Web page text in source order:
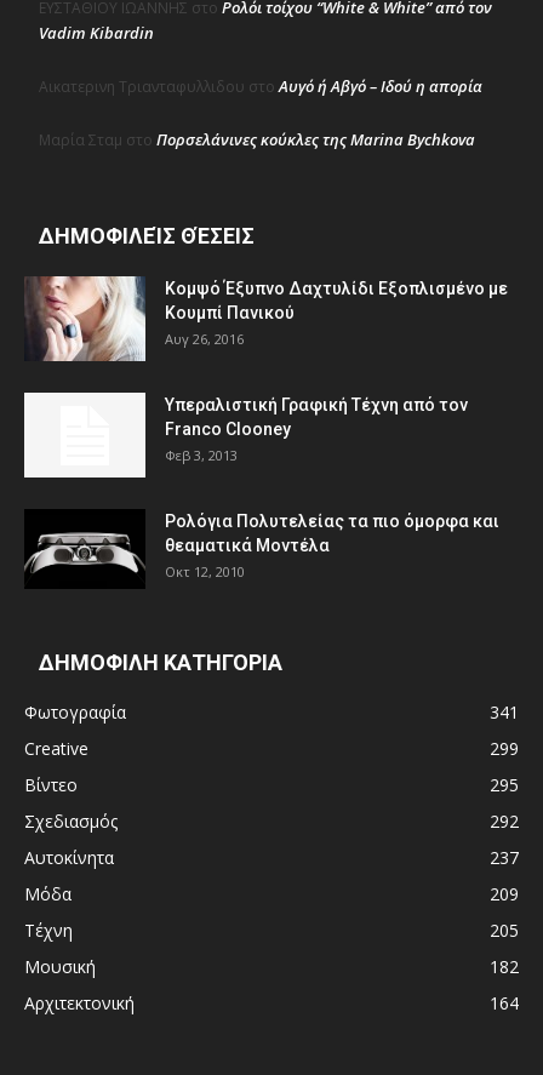
ΕΥΣΤΑΘΙΟΥ ΙΩΑΝΝΗΣ στο Ρολόι τοίχου “White & White” από τον
Vadim Kibardin
Αικατερινη Τριανταφυλλιδου στοΑυγό ή Αβγό – Ιδού η απορία
Μαρία Σταμ στο Πορσελάνινες κούκλες της Marina Bychkova
ΔΗΜΟΦΙΛΕΊΣ ΘΈΣΕΙΣ
Κομψό Έξυπνο Δαχτυλίδι Εξοπλισμένο με
Κουμπί Πανικού
Αυγ 26, 2016
Υπεραλιστική Γραφική Τέχνη από τον
Franco Clooney
Φεβ 3, 2013
Ρολόγια Πολυτελείας τα πιο όμορφα και
θεαματικά Μοντέλα
Οκτ 12, 2010
ΔΗΜΟΦΙΛΗ ΚΑΤΗΓΟΡΙΑ
Φωτογραφία
341
Creative
299
Βίντεο
295
Σχεδιασμός
292
Αυτοκίνητα
237
Μόδα
209
Τέχνη
205
Μουσική
182
Αρχιτεκτονική
164